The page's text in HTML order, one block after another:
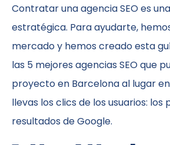
Contratar una agencia SEO es
estratégica. Para ayudarte,
mercado y hemos creado esta
las 5 mejores agencias SEO que
proyecto en Barcelona al lugar
llevas los clics de los usuarios: los
resultados de Google.